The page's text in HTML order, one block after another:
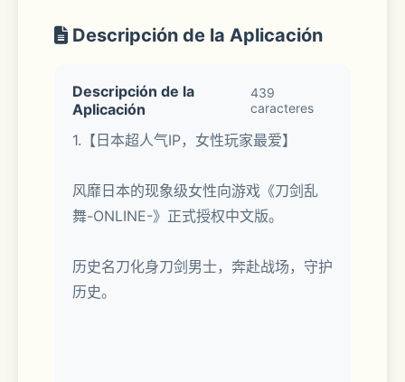
Descripción de la Aplicación
Descripción de la
Aplicación
439
caracteres
1.【日本超人气IP，女性玩家最爱】
风靡日本的现象级女性向游戏《刀剑乱
舞-ONLINE-》正式授权中文版。
历史名刀化身刀剑男士，奔赴战场，守护
历史。